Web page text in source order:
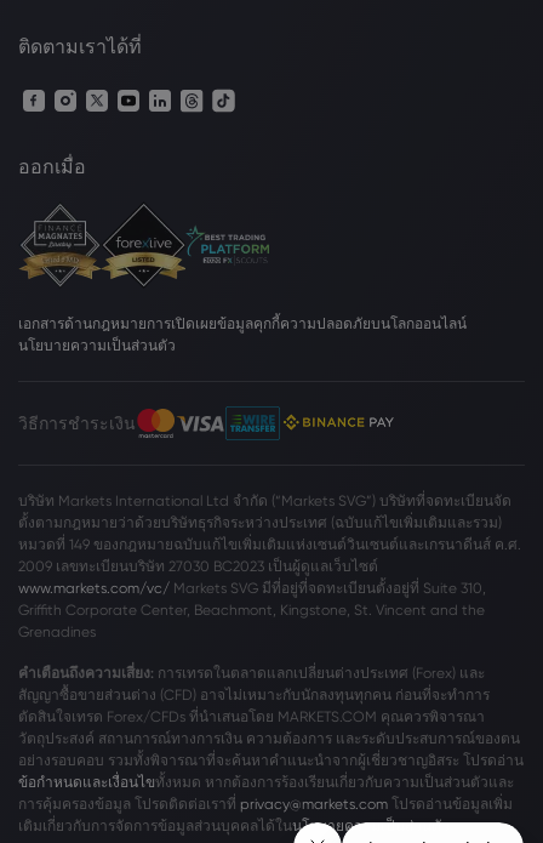
ติดตามเราได้ที่
ออกเมื่อ
เอกสารด้านกฎหมายการเปิดเผยข้อมูลคุกกี้ความปลอดภัยบนโลกออนไลน์
นโยบายความเป็นส่วนตัว
วิธีการชำระเงิน
บริษัท Markets International Ltd จำกัด (“Markets SVG”) บริษัทที่จดทะเบียนจัด
ตั้งตามกฎหมายว่าด้วยบริษัทธุรกิจระหว่างประเทศ (ฉบับแก้ไขเพิ่มเติมและรวม)
หมวดที่ 149 ของกฎหมายฉบับแก้ไขเพิ่มเติมแห่งเซนต์วินเซนต์และเกรนาดีนส์ ค.ศ.
2009 เลขทะเบียนบริษัท 27030 BC2023 เป็นผู้ดูแลเว็บไซต์
www.markets.com/vc/ Markets SVG มีที่อยู่ที่จดทะเบียนตั้งอยู่ที่ Suite 310,
Griffith Corporate Center, Beachmont, Kingstone, St. Vincent and the
Grenadines
คำเตือนถึงความเสี่ยง: การเทรดในตลาดแลกเปลี่ยนต่างประเทศ (Forex) และ
สัญญาซื้อขายส่วนต่าง (CFD) อาจไม่เหมาะกับนักลงทุนทุกคน ก่อนที่จะทำการ
ตัดสินใจเทรด Forex/CFDs ที่นำเสนอโดย MARKETS.COM คุณควรพิจารณา
วัตถุประสงค์ สถานการณ์ทางการเงิน ความต้องการ และระดับประสบการณ์ของตน
อย่างรอบคอบ รวมทั้งพิจารณาที่จะค้นหาคำแนะนำจากผู้เชี่ยวชาญอิสระ โปรดอ่าน
ข้อกำหนดและเงื่อนไขทั้งหมด หากต้องการร้องเรียนเกี่ยวกับความเป็นส่วนตัวและ
การคุ้มครองข้อมูล โปรดติดต่อเราที่ privacy@markets.com โปรดอ่านข้อมูลเพิ่ม
เติมเกี่ยวกับการจัดการข้อมูลส่วนบุคคลได้ในนโยบายความเป็นส่วนตัวของเรา